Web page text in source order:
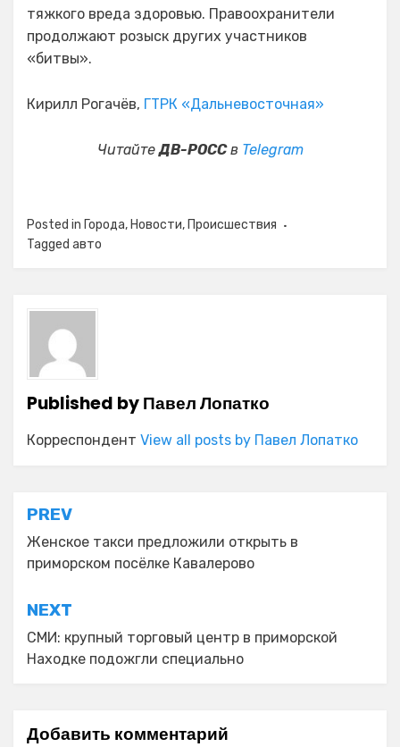
тяжкого вреда здоровью. Правоохранители
продолжают розыск других участников
«битвы».
Кирилл Рогачёв, ГТРК «Дальневосточная»
ЧитайтеДВ-РОССв Telegram
Posted in Города, Новости, Происшествия
Tagged авто
Published byПавел Лопатко
Корреспондент View all posts by Павел Лопатко
Навигация
по
записям
PREV
Женское такси предложили открыть в
приморском посёлке Кавалерово
NEXT
СМИ: крупный торговый центр в приморской
Находке подожгли специально
Добавить комментарий